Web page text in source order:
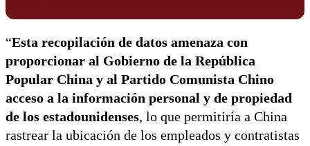
“Esta recopilación de datos amenaza con
proporcionar al Gobierno de la República
Popular China y al Partido Comunista Chino
acceso a la información personal y de propiedad
de los estadounidenses, lo que permitiría a China
rastrear la ubicación de los empleados y contratistas